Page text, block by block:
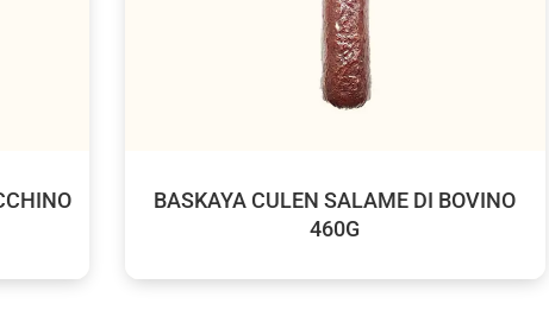
BASKAYA CULEN SALAME DI BOVINO
460G